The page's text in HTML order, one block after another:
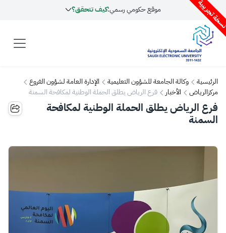
تجريبية موقع حكومي رسمي:كيف تتحقق؟
الرئيسية وكالة الجامعة للشؤون التعليمية
الإدارة العامة لشؤون الفروع
مركزالرياض
الأخبار فرع الرياض يطلق الحملة الوطنية لمكافحة السمنة
فرع الرياض يطلق الحملة الوطنية لمكافحة
السمنة